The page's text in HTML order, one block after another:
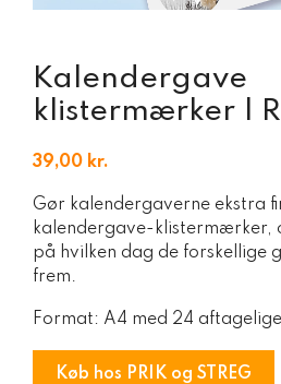
Kalendergave
klistermærker |
39,00 kr.
Gør kalendergaverne ekstra
kalendergave-klistermærker,
på hvilken dag de forskellige
frem.
Format: A4 med 24
Køb hos PRIK og STREG